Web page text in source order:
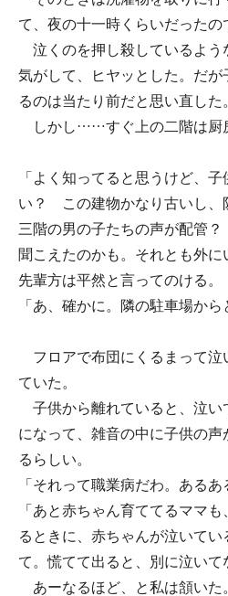
て、夜の十一時くらいだったの
泣くのを押し殺しているよう
気がして、ヒヤッとした。だが
るのは当たり前だと思い直した
しかし……すぐ上の二階は厨
「よく知ってると思うけど、
い？ この建物かなり古いし、
三階の男の子たちの声が配管
聞こえたのかも。それとも外に
先輩方は平然と言ってのける。
「あ、確かに。隣の駐車場から
フロアで布団にくるまって泣
ていた。
子供から離れていると、泣い
になって、雑音の中に子供の
るらしい。
「それって職業病だわ。あるあ
「あと赤ちゃん育ててるママ
るときに、赤ちゃんが泣いて
て。慌てて出ると、別に泣いて
あーなるほど、と私は頷いた